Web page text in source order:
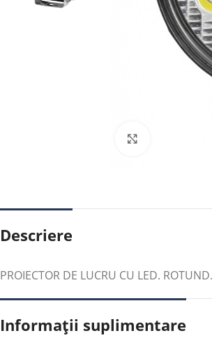
Faceți clic
Descriere
PROIECTOR DE LUCRU CU LED.
Informații suplimentare